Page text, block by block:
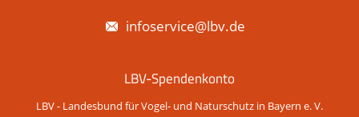
infoservice@lbv.de
LBV-Spendenkonto
LBV - Landesbund für Vogel- und Naturschutz in Bayern e. V.